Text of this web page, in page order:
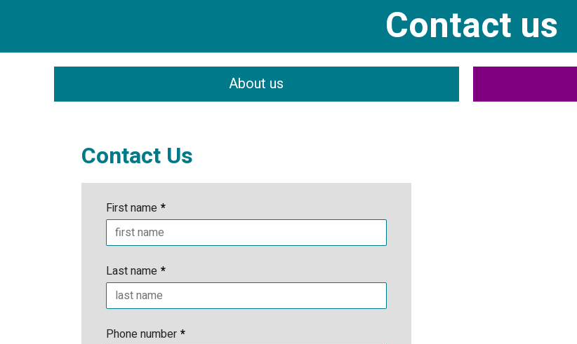
Contact us
About us
Contact Us
First name *
Last name *
Phone number *